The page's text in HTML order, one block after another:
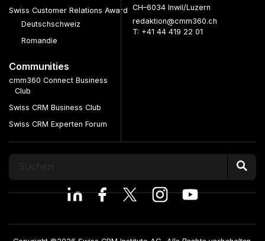
Swiss Customer Relations Award
Deutschschweiz
Romandie
Communities
cmm360 Connect Business
Club
Swiss CRM Business Club
Swiss CRM Experten Forum
CH–6034 Inwil/Luzern
redaktion@cmm360.ch
T: +41 44 419 22 01